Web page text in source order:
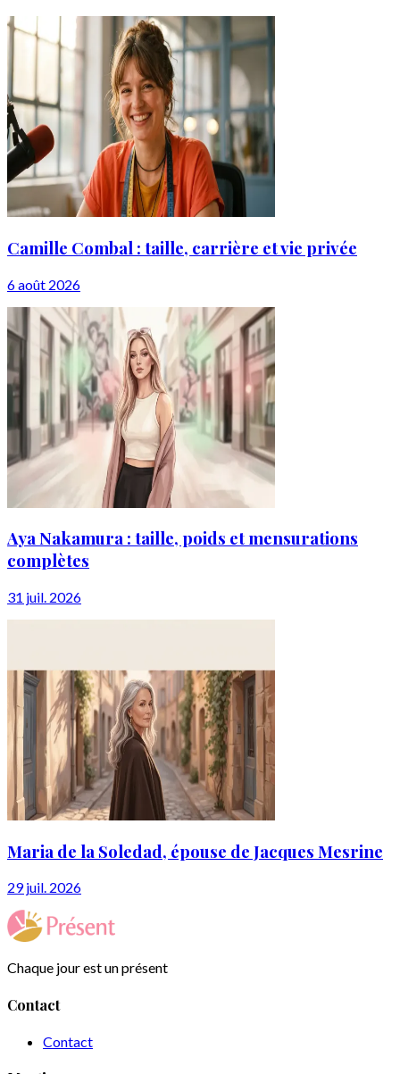
Camille Combal : taille, carrière et vie privée
6 août 2026
Aya Nakamura : taille, poids et mensurations
complètes
31 juil. 2026
Maria de la Soledad, épouse de Jacques Mesrine
29 juil. 2026
Chaque jour est un présent
Contact
Contact